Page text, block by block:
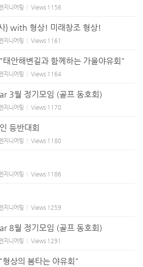
지니어링 Views 1156
} with 형상! 미래창조 형상!
지니어링 Views 1161
안해변길과 함께하는 가을야유회"
지니어링 Views 1164
3월 정기모임 (골프 동호회)
지니어링 Views 1170
등반대회
지니어링 Views 1180
지니어링 Views 1186
지니어링 Views 1259
8월 정기모임 (골프 동호회)
지니어링 Views 1291
상의 봄타는 야유회"